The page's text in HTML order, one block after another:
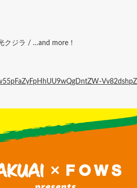
クジラ / …and more！